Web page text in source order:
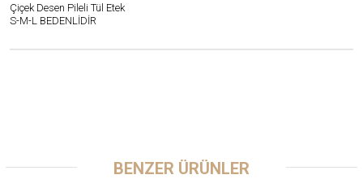
Çiçek Desen Pileli Tül Etek
S-M-L BEDENLİDİR
BENZER ÜRÜNLER